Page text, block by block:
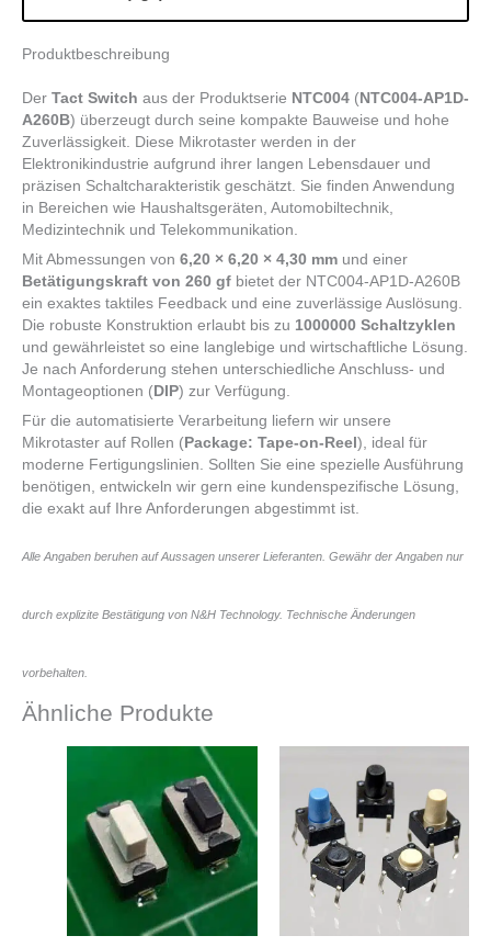
Produktbeschreibung
Der Tact Switch aus der Produktserie NTC004 (NTC004-AP1D-
A260B) überzeugt durch seine kompakte Bauweise und hohe
Zuverlässigkeit. Diese Mikrotaster werden in der
Elektronikindustrie aufgrund ihrer langen Lebensdauer und
präzisen Schaltcharakteristik geschätzt. Sie finden Anwendung
in Bereichen wie Haushaltsgeräten, Automobiltechnik,
Medizintechnik und Telekommunikation.
Mit Abmessungen von 6,20 × 6,20 × 4,30 mm und einer
Betätigungskraft von 260 gf bietet der NTC004-AP1D-A260B
ein exaktes taktiles Feedback und eine zuverlässige Auslösung.
Die robuste Konstruktion erlaubt bis zu 1000000 Schaltzyklen
und gewährleistet so eine langlebige und wirtschaftliche Lösung.
Je nach Anforderung stehen unterschiedliche Anschluss- und
Montageoptionen ( DIP) zur Verfügung.
Für die automatisierte Verarbeitung liefern wir unsere
Mikrotaster auf Rollen (Package: Tape-on-Reel), ideal für
moderne Fertigungslinien. Sollten Sie eine spezielle Ausführung
benötigen, entwickeln wir gern eine kundenspezifische Lösung,
die exakt auf Ihre Anforderungen abgestimmt ist.
Alle Angaben beruhen auf Aussagen unserer Lieferanten. Gewähr der Angaben nur
durch explizite Bestätigung von N&H Technology. Technische Änderungen
vorbehalten.
Ähnliche Produkte